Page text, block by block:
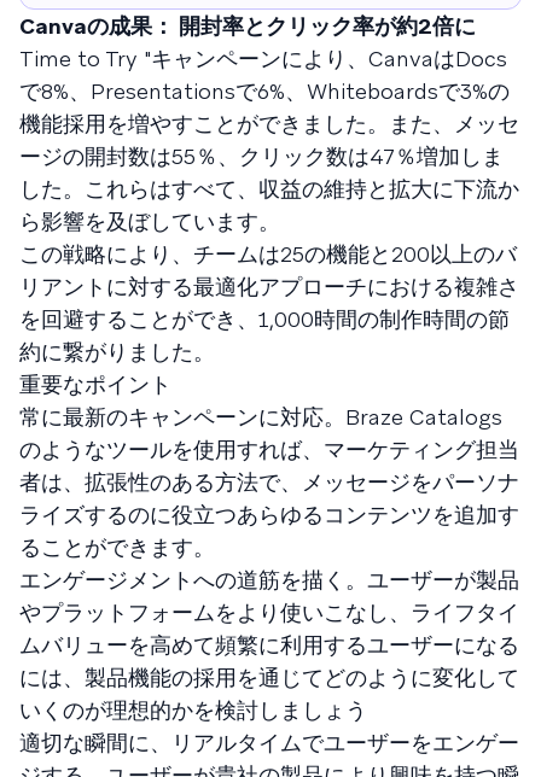
Canvaの成果： 開封率とクリック率が約2倍に
Time to Try "キャンペーンにより、CanvaはDocs
で8%、Presentationsで6%、Whiteboardsで3%の
機能採用を増やすことができました。また、メッセ
ージの開封数は55％、クリック数は47％増加しま
した。これらはすべて、収益の維持と拡大に下流か
ら影響を及ぼしています。
この戦略により、チームは25の機能と200以上のバ
リアントに対する最適化アプローチにおける複雑さ
を回避することができ、1,000時間の制作時間の節
約に繋がりました。
重要なポイント
常に最新のキャンペーンに対応。Braze Catalogs
のようなツールを使用すれば、マーケティング担当
者は、拡張性のある方法で、メッセージをパーソナ
ライズするのに役立つあらゆるコンテンツを追加す
ることができます。
エンゲージメントへの道筋を描く。ユーザーが製品
やプラットフォームをより使いこなし、ライフタイ
ムバリューを高めて頻繁に利用するユーザーになる
には、製品機能の採用を通じてどのように変化して
いくのが理想的かを検討しましょう
適切な瞬間に、リアルタイムでユーザーをエンゲー